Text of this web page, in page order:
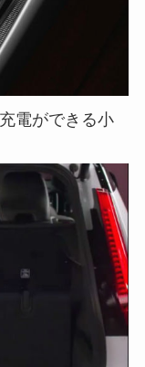
電ができる小